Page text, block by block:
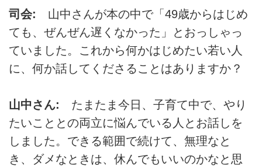
司会: 山中さんが本の中で「49歳からはじめ
ても、ぜんぜん遅くなかった」とおっしゃっ
ていました。これから何かはじめたい若い人
に、何か話してくださることはありますか？
山中さん: たまたま今日、子育て中で、やり
たいこととの両立に悩んでいる人とお話しを
しました。できる範囲で続けて、無理なと
き、ダメなときは、休んでもいいのかなと思